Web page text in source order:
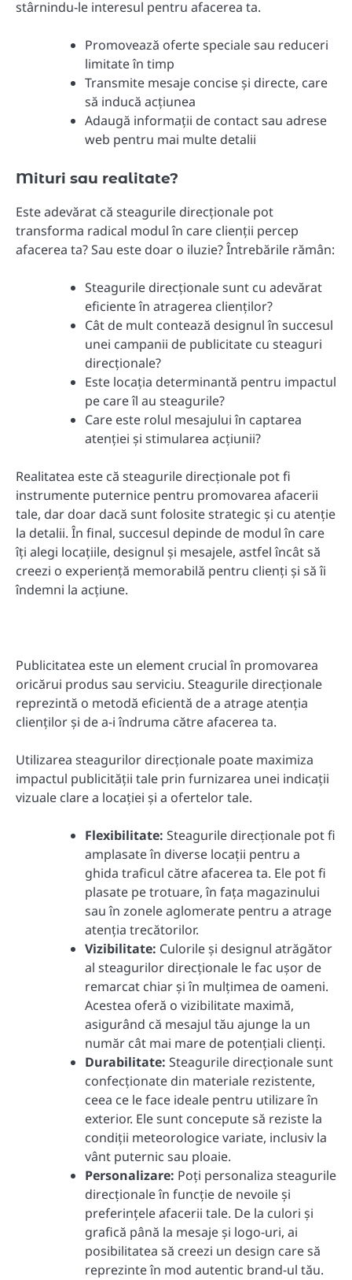
stârnindu-le interesul pentru afacerea ta.
Promovează oferte speciale sau reduceri
limitate în timp
Transmite mesaje concise și directe, care
să inducă acțiunea
Adaugă informații de contact sau adrese
web pentru mai multe detalii
Mituri sau realitate?
Este adevărat că steagurile direcționale pot
transforma radical modul în care clienții percep
afacerea ta? Sau este doar o iluzie? Întrebările rămân:
Steagurile direcționale sunt cu adevărat
eficiente în atragerea clienților?
Cât de mult contează designul în succesul
unei campanii de publicitate cu steaguri
direcționale?
Este locația determinantă pentru impactul
pe care îl au steagurile?
Care este rolul mesajului în captarea
atenției și stimularea acțiunii?
Realitatea este că steagurile direcționale pot fi
instrumente puternice pentru promovarea afacerii
tale, dar doar dacă sunt folosite strategic și cu atenție
la detalii. În final, succesul depinde de modul în care
îți alegi locațiile, designul și mesajele, astfel încât să
creezi o experiență memorabilă pentru clienți și să îi
îndemni la acțiune.
Publicitatea este un element crucial în promovarea
oricărui produs sau serviciu. Steagurile direcționale
reprezintă o metodă eficientă de a atrage atenția
clienților și de a-i îndruma către afacerea ta.
Utilizarea steagurilor direcționale poate maximiza
impactul publicității tale prin furnizarea unei indicații
vizuale clare a locației și a ofertelor tale.
Flexibilitate: Steagurile direcționale pot fi
amplasate în diverse locații pentru a
ghida traficul către afacerea ta. Ele pot fi
plasate pe trotuare, în fața magazinului
sau în zonele aglomerate pentru a atrage
atenția trecătorilor.
Vizibilitate: Culorile și designul atrăgător
al steagurilor direcționale le fac ușor de
remarcat chiar și în mulțimea de oameni.
Acestea oferă o vizibilitate maximă,
asigurând că mesajul tău ajunge la un
număr cât mai mare de potențiali clienți.
Durabilitate: Steagurile direcționale sunt
confecționate din materiale rezistente,
ceea ce le face ideale pentru utilizare în
exterior. Ele sunt concepute să reziste la
condiții meteorologice variate, inclusiv la
vânt puternic sau ploaie.
Personalizare: Poți personaliza steagurile
direcționale în funcție de nevoile și
preferințele afacerii tale. De la culori și
grafică până la mesaje și logo-uri, ai
posibilitatea să creezi un design care să
reprezinte în mod autentic brand-ul tău.